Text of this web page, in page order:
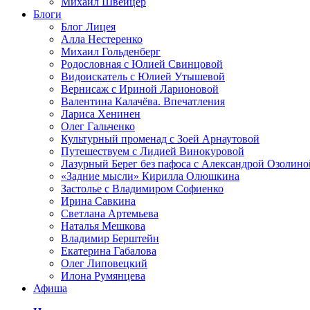
Блоги
Блог Лицея
Алла Нестеренко
Михаил Гольденберг
Родословная с Юлией Свинцовой
Видоискатель с Юлией Утышевой
Вернисаж с Ириной Ларионовой
Валентина Калачёва. Впечатления
Лариса Хенинен
Олег Гальченко
Культурный променад с Зоей Арнаутовой
Путешествуем с Лидией Винокуровой
Лазурный Берег без пафоса с Александрой
«Задние мысли» Кирилла Олюшкина
Застолье с Владимиром Софиенко
Ирина Савкина
Светлана Артемьева
Наталья Мешкова
Владимир Берштейн
Екатерина Габалова
Олег Липовецкий
Илона Румянцева
Афиша